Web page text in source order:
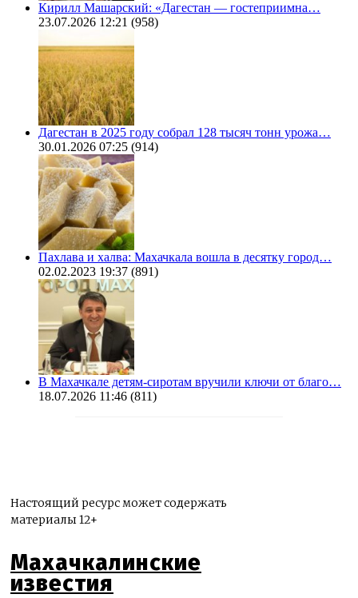
Кирилл Машарский: «Дагестан — гостеприимна…
23.07.2026 12:21 (958)
Дагестан в 2025 году собрал 128 тысяч тонн урожа…
30.01.2026 07:25 (914)
Пахлава и халва: Махачкала вошла в десятку город…
02.02.2023 19:37 (891)
В Махачкале детям-сиротам вручили ключи от благо…
18.07.2026 11:46 (811)
Настоящий ресурс может содержать
материалы 12+
Махачкалинские
известия